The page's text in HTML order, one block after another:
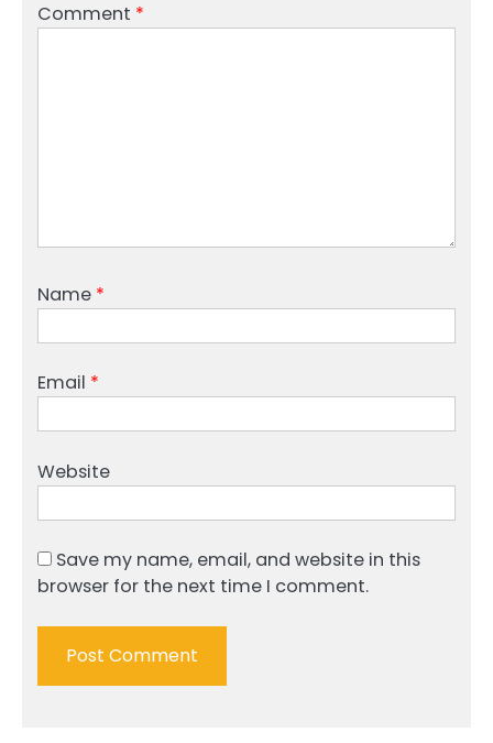
Comment *
Name *
Email *
Website
Save my name, email, and website in this
browser for the next time I comment.